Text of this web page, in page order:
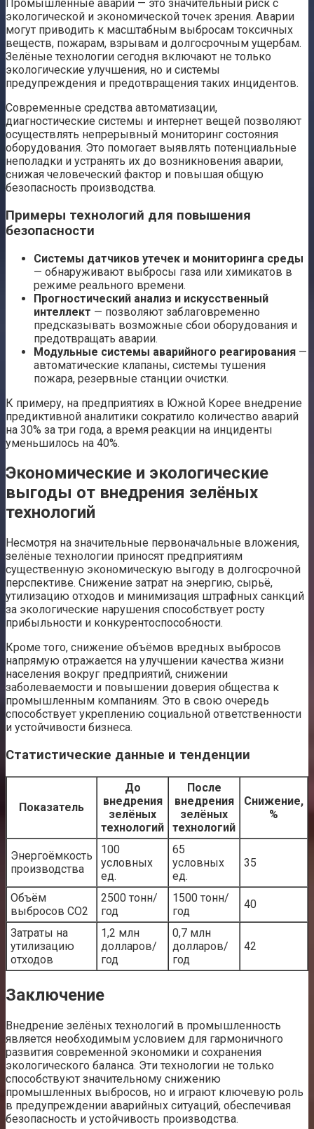
Промышленные аварии — это значительный риск с
экологической и экономической точек зрения. Аварии
могут приводить к масштабным выбросам токсичных
веществ, пожарам, взрывам и долгосрочным ущербам.
Зелёные технологии сегодня включают не только
экологические улучшения, но и системы
предупреждения и предотвращения таких инцидентов.
Современные средства автоматизации,
диагностические системы и интернет вещей позволяют
осуществлять непрерывный мониторинг состояния
оборудования. Это помогает выявлять потенциальные
неполадки и устранять их до возникновения аварии,
снижая человеческий фактор и повышая общую
безопасность производства.
Примеры технологий для повышения
безопасности
Системы датчиков утечек и мониторинга среды
— обнаруживают выбросы газа или химикатов в
режиме реального времени.
Прогностический анализ и искусственный
интеллект — позволяют заблаговременно
предсказывать возможные сбои оборудования и
предотвращать аварии.
Модульные системы аварийного реагирования —
автоматические клапаны, системы тушения
пожара, резервные станции очистки.
К примеру, на предприятиях в Южной Корее внедрение
предиктивной аналитики сократило количество аварий
на 30% за три года, а время реакции на инциденты
уменьшилось на 40%.
Экономические и экологические
выгоды от внедрения зелёных
технологий
Несмотря на значительные первоначальные вложения,
зелёные технологии приносят предприятиям
существенную экономическую выгоду в долгосрочной
перспективе. Снижение затрат на энергию, сырьё,
утилизацию отходов и минимизация штрафных санкций
за экологические нарушения способствует росту
прибыльности и конкурентоспособности.
Кроме того, снижение объёмов вредных выбросов
напрямую отражается на улучшении качества жизни
населения вокруг предприятий, снижении
заболеваемости и повышении доверия общества к
промышленным компаниям. Это в свою очередь
способствует укреплению социальной ответственности
и устойчивости бизнеса.
Статистические данные и тенденции
Показатель
До
внедрения
зелёных
технологий
После
внедрения
зелёных
технологий
Снижение,
%
Энергоёмкость
производства
100
условных
ед.
65
условных
ед.
35
Объём
выбросов СО2
2500 тонн/
год
1500 тонн/
год
40
Затраты на
утилизацию
отходов
1,2 млн
долларов/
год
0,7 млн
долларов/
год
42
Заключение
Внедрение зелёных технологий в промышленность
является необходимым условием для гармоничного
развития современной экономики и сохранения
экологического баланса. Эти технологии не только
способствуют значительному снижению
промышленных выбросов, но и играют ключевую роль
в предупреждении аварийных ситуаций, обеспечивая
безопасность и устойчивость производства.